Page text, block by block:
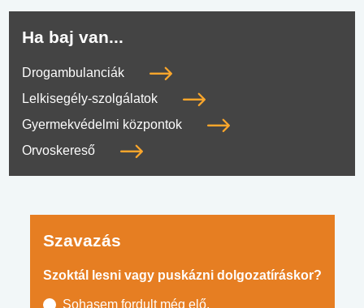
Ha baj van...
Drogambulanciák
Lelkisegély-szolgálatok
Gyermekvédelmi központok
Orvoskereső
Szavazás
Szoktál lesni vagy puskázni dolgozatíráskor?
Sohasem fordult még elő.